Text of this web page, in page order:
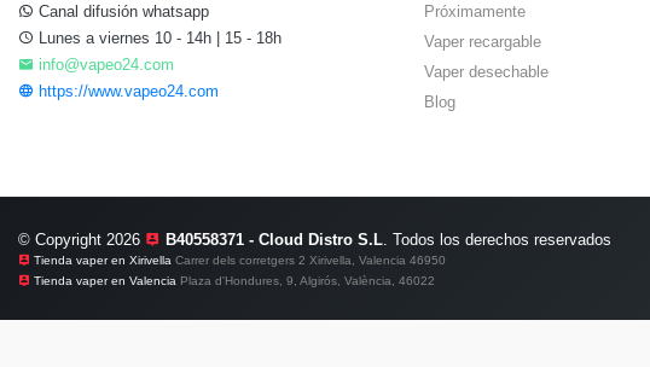
Canal difusión whatsapp
Lunes a viernes 10 - 14h | 15 - 18h
info@vapeo24.com
https://www.vapeo24.com
Próximamente
Vaper recargable
Vaper desechable
Blog
© Copyright 2026 B40558371 - Cloud Distro S.L. Todos los derechos reservados
Tienda vaper en Xirivella Carrer dels corretgers 2 Xirivella, Valencia 46950
Tienda vaper en Valencia Plaza d'Hondures, 9, Algirós, València, 46022